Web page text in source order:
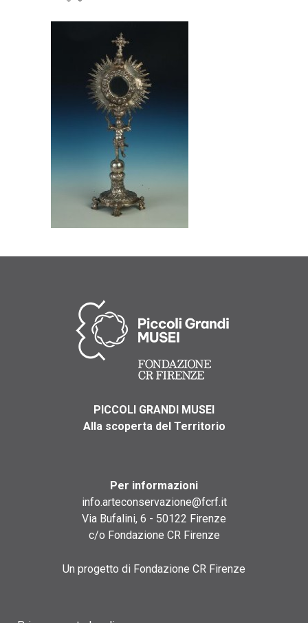
PICCOLI GRANDI MUSEI
Alla scoperta del Territorio
Per informazioni
info.arteconservazione@fcrf.it
Via Bufalini, 6 - 50122 Firenze
c/o Fondazione CR Firenze
Un progetto di Fondazione CR Firenze